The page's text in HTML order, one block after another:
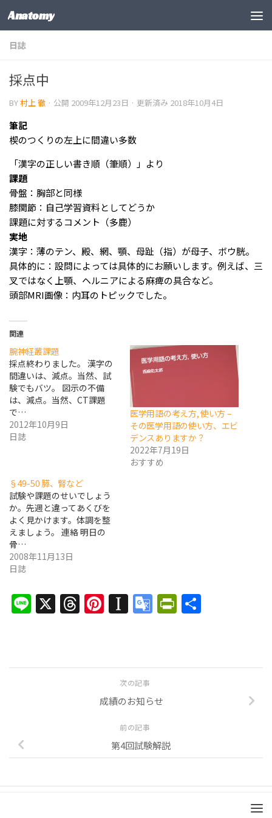
コンテンツの下
Anatomy
日誌
採点中
BY村上 徹 · 公開 2009年12月23日 · 更新済み 2018年10月4日
筆記
楔のつくりの左上に間違い多数
「漢字の正しい書き順（筆順）」より
課題
骨盤：胸部と同様
膝関節：自己学習資料としてどうか
課題に対するコメント（多鹿）
実地
漢字：薄のテン、殿、網、顎、母趾（指）が母子、ボウ胱。
具体的に：設問によっては具体的にお願いします。例えば、三
叉ではなく上顎、ヘルニアによる麻痺の具合など。
頭部MRI画像：内耳のトピックでした。
関連
腕神経叢課題
採点終わりました。 漢字の
間違いは、減点。当然、試
験でもバツ。 図示の不備
は、減点。当然、CT課題
で…
2012年10月9日
日誌
医学用語の考え方, 使い方 –
その医学用語の使い方、エビ
デンスありますか？
2022年7月19日
おすすめ
§49-50 膵、腎など
試験や課題のせいでしょう
か。先週と違ってあくびを
よく見かけます。体調を整
えましょう。 連絡 明日の
骨…
2008年11月13日
日誌
Line
X Threads
Pinterest
Instapaper
Google
次の記事
成績のお知らせ
前の記事
第4回試験解説